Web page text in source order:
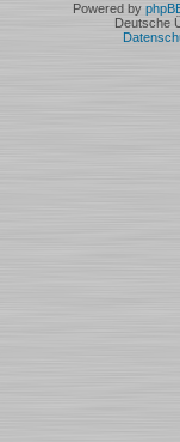
Powered by
Deutsche